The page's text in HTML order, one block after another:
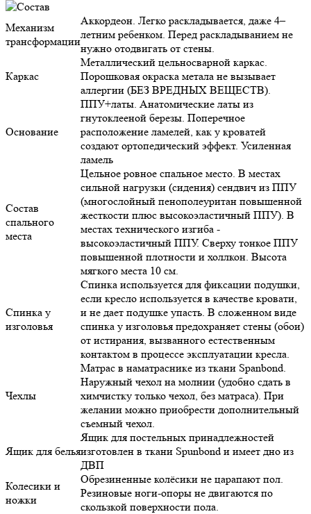
Механизм
трансформации
Аккордеон. Легко раскладывается, даже 4–
летним ребенком. Перед раскладыванием не
нужно отодвигать от стены.
Каркас
Металлический цельносварной каркас.
Порошковая окраска метала не вызывает
аллергии (БЕЗ ВРЕДНЫХ ВЕЩЕСТВ).
Основание
ППУ+латы. Анатомические латы из
гнутоклееной березы. Поперечное
расположение ламелей, как у кроватей
создают ортопедический эффект. Усиленная
ламель
Состав
спального
места
Цельное ровное спальное место. В местах
сильной нагрузки (сидения) сендвич из ППУ
(многослойный пенополеуритан повышенной
жесткости плюс высокоэластичный ППУ). В
местах технического изгиба -
высокоэластичный ППУ. Сверху тонкое ППУ
повышенной плотности и холлкон. Высота
мягкого места 10 см.
Спинка у
изголовья
Спинка используется для фиксации подушки,
если кресло используется в качестве кровати,
и не дает подушке упасть. В сложенном виде
спинка у изголовья предохраняет стены (обои)
от истирания, вызванного естественным
контактом в процессе эксплуатации кресла.
Чехлы
Матрас в наматраснике из ткани Spanbond.
Наружный чехол на молнии (удобно сдать в
химчистку только чехол, без матраса). При
желании можно приобрести дополнительный
съемный чехол.
Ящик для белья
Ящик для постельных принадлежностей
изготовлен в ткани Spunbond и имеет дно из
ДВП
Колесики и
ножки
Обрезиненные колёсики не царапают пол.
Резиновые ноги-опоры не двигаются по
скользкой поверхности пола.